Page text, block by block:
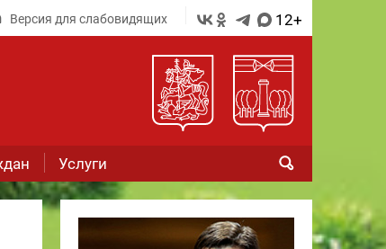
Версия для слабовидящих 12+
Услуги